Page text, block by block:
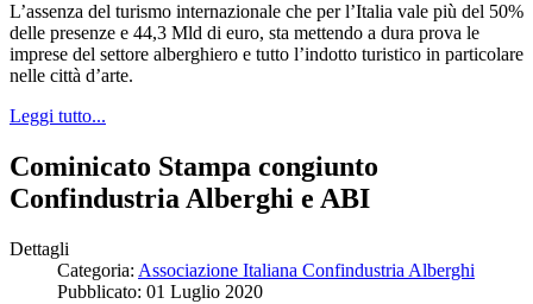
L’assenza del turismo internazionale che per l’Italia vale più del 50%
delle presenze e 44,3 Mld di euro, sta mettendo a dura prova le
imprese del settore alberghiero e tutto l’indotto turistico in particolare
nelle città d’arte.
Leggi tutto...
Cominicato Stampa congiunto
Confindustria Alberghi e ABI
Dettagli
Categoria: Associazione Italiana Confindustria Alberghi
Pubblicato: 01 Luglio 2020